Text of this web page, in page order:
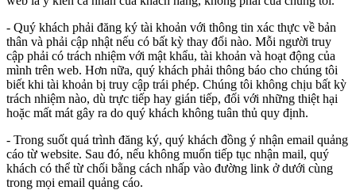
- Quý khách phải đăng ký tài khoản với thông tin xác thực về bản
thân và phải cập nhật nếu có bất kỳ thay đổi nào. Mỗi người truy
cập phải có trách nhiệm với mật khẩu, tài khoản và hoạt động của
mình trên web. Hơn nữa, quý khách phải thông báo cho chúng tôi
biết khi tài khoản bị truy cập trái phép. Chúng tôi không chịu bất kỳ
trách nhiệm nào, dù trực tiếp hay gián tiếp, đối với những thiệt hại
hoặc mất mát gây ra do quý khách không tuân thủ quy định.
- Trong suốt quá trình đăng ký, quý khách đồng ý nhận email quảng
cáo từ website. Sau đó, nếu không muốn tiếp tục nhận mail, quý
khách có thể từ chối bằng cách nhấp vào đường link ở dưới cùng
trong mọi email quảng cáo.